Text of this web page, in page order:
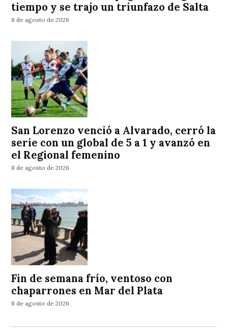
tiempo y se trajo un triunfazo de Salta
8 de agosto de 2026
San Lorenzo venció a Alvarado, cerró la
serie con un global de 5 a 1 y avanzó en
el Regional femenino
8 de agosto de 2026
Fin de semana frío, ventoso con
chaparrones en Mar del Plata
8 de agosto de 2026